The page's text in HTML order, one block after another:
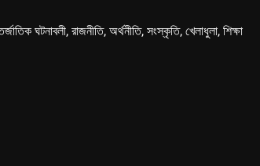
ঘটনাবলী, রাজনীতি, অর্থনীতি, সংস্কৃতি, খেলাধুলা, শিক্ষা